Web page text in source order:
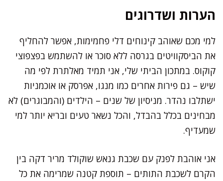
הערות ושדרוגים
למי מכם שאוהב קינוחים דלי פחמימות, אפשר להחליף
את הביסקוויטים בגרסה ללא סוכר או להשתמש בפצפוצי
קוקוס. במתכון הביתי שלי, אני תמיד מאלתרת לפי מה
שיש – גם פירות אחרים כמו מנגו, אפרסק או אוכמניות
ישתלבו נהדר. מניסיון של שנים – הילדים (והמבוגרים) לא
מבחינים בכלל בהבדל, והכל נשאר טעים ובריא יותר למי
שמעדיף.
אני אוהבת לפנק עם שכבת גנאש שוקולד מריר דקה בין
הקרם לשכבת התותים – תוספת קטנה שמרימה את כל